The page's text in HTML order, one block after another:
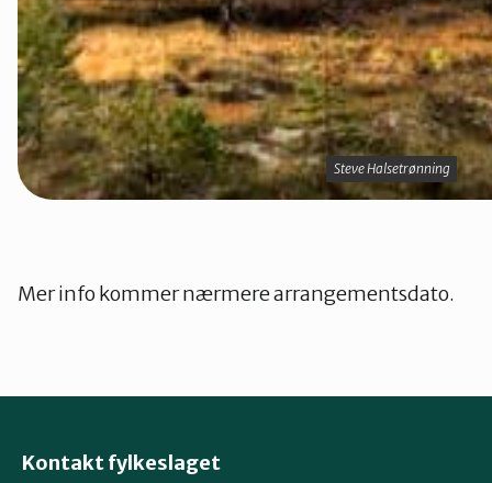
Steve Halsetrønning
Steve Halsetrønning
Mer info kommer nærmere arrangementsdato.
Kontakt fylkeslaget